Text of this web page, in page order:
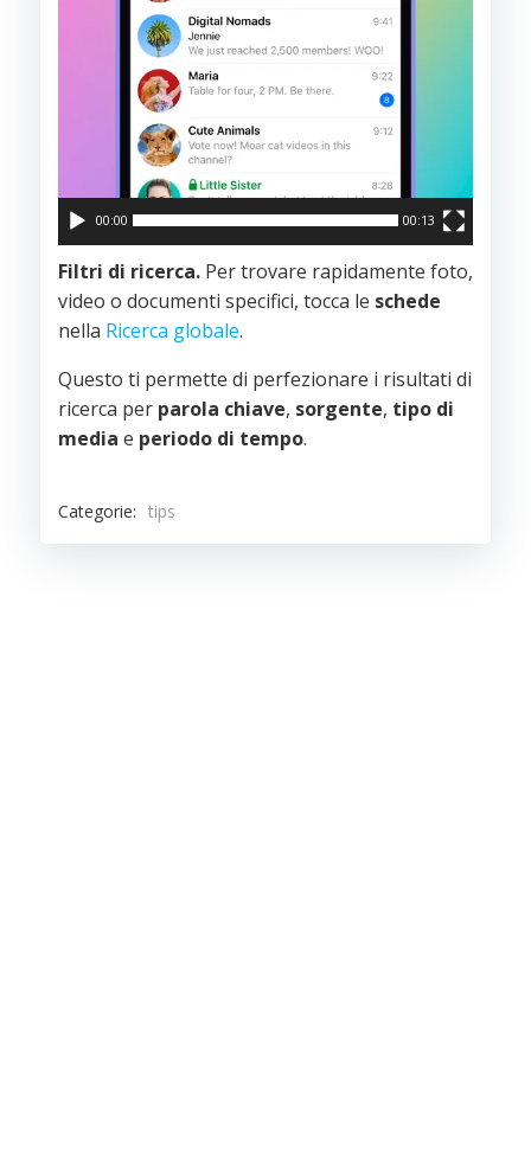
00:00 00:13
Filtri di ricerca. Per trovare rapidamente foto,
video o documenti specifici, tocca le schede
nella Ricerca globale.
Questo ti permette di perfezionare i risultati di
ricerca per parola chiave, sorgente, tipo di
media e periodo di tempo.
Categorie: tips